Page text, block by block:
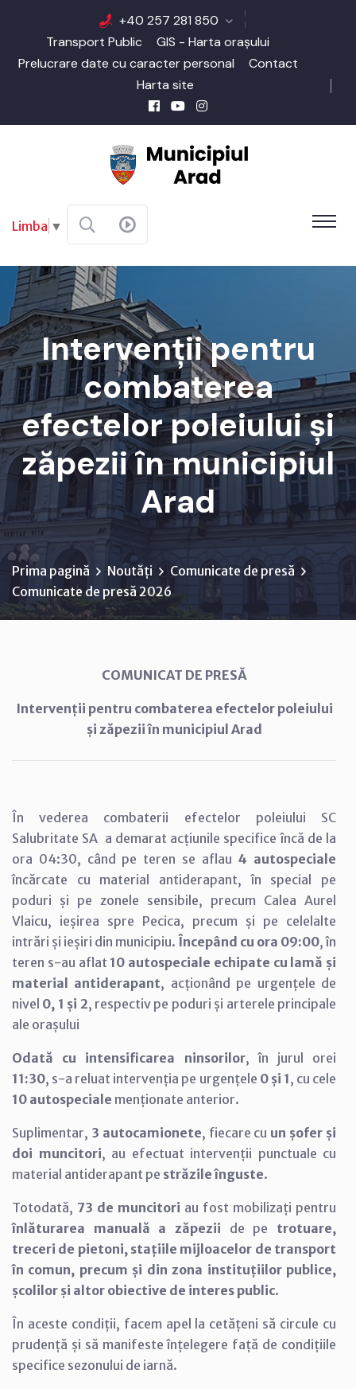
+40 257 281 850
Transport Public
GIS - Harta orașului
Prelucrare date cu caracter personal
Contact
Harta site
Limba ▼
Intervenții pentru
combaterea
efectelor poleiului și
zăpezii în municipiul
Arad
Prima pagină Noutăți
Comunicate de presă
Comunicate de presă 2026
COMUNICAT DE PRESĂ
Intervenții pentru combaterea efectelor poleiului
și zăpezii în municipiul Arad
În vederea combaterii efectelor poleiului SC
Salubritate SA a demarat acțiunile specifice încă de la
ora 04:30, când pe teren se aflau 4 autospeciale
încărcate cu material antiderapant, în special pe
poduri și pe zonele sensibile, precum Calea Aurel
Vlaicu, ieșirea spre Pecica, precum și pe celelalte
intrări și ieșiri din municipiu. Începând cu ora 09:00, în
teren s-au aflat 10 autospeciale echipate cu lamă și
material antiderapant, acționând pe urgențele de
nivel 0, 1 și 2, respectiv pe poduri și arterele principale
ale orașului
Odată cu intensificarea ninsorilor, în jurul orei
11:30, s-a reluat intervenția pe urgențele 0 și 1, cu cele
10 autospeciale menționate anterior.
Suplimentar, 3 autocamionete, fiecare cu un șofer și
doi muncitori, au efectuat intervenții punctuale cu
material antiderapant pe străzile înguste.
Totodată, 73 de muncitori au fost mobilizați pentru
înlăturarea manuală a zăpezii de pe trotuare,
treceri de pietoni, stațiile mijloacelor de transport
în comun, precum și din zona instituțiilor publice,
școlilor și altor obiective de interes public.
În aceste condiții, facem apel la cetățeni să circule cu
prudență și să manifeste înțelegere față de condițiile
specifice sezonului de iarnă.